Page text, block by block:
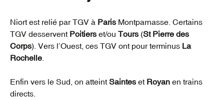
Niort est relié par TGV à Paris Montparnasse. Certains
TGV desservent Poitiers et/ou Tours (St Pierre des
Corps). Vers l’Ouest, ces TGV ont pour terminus La
Rochelle
Enfin vers le Sud, on atteintSaintes et Royan en trains
directs.